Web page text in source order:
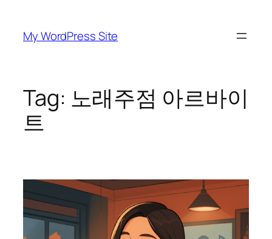
content
My WordPress Site
Tag: 노래주점 아르바이
트